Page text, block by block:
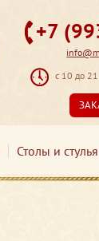
+7
с 10 до 21
Столы и стулья